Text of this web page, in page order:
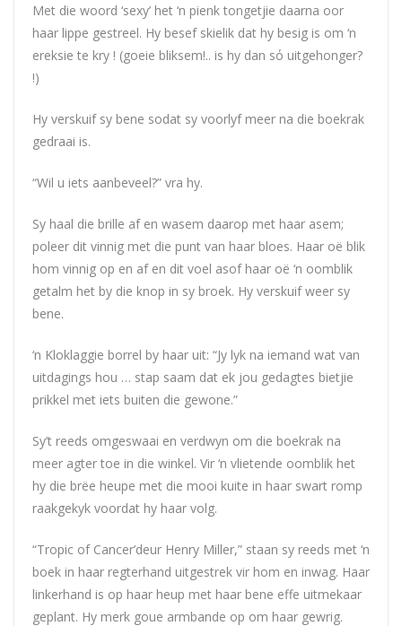
Met die woord ‘sexy’ het ‘n pienk tongetjie daarna oor
haar lippe gestreel. Hy besef skielik dat hy besig is om ‘n
ereksie te kry ! (goeie bliksem!.. is hy dan sό uitgehonger?
!)
Hy verskuif sy bene sodat sy voorlyf meer na die boekrak
gedraai is.
“Wil u iets aanbeveel?” vra hy.
Sy haal die brille af en wasem daarop met haar asem;
poleer dit vinnig met die punt van haar bloes. Haar oë blik
hom vinnig op en af en dit voel asof haar oë ‘n oomblik
getalm het by die knop in sy broek. Hy verskuif weer sy
bene.
‘n Kloklaggie borrel by haar uit: “Jy lyk na iemand wat van
uitdagings hou … stap saam dat ek jou gedagtes bietjie
prikkel met iets buiten die gewone.”
Sy’t reeds omgeswaai en verdwyn om die boekrak na
meer agter toe in die winkel. Vir ‘n vlietende oomblik het
hy die brëe heupe met die mooi kuite in haar swart romp
raakgekyk voordat hy haar volg.
“Tropic of Cancer’deur Henry Miller,” staan sy reeds met ‘n
boek in haar regterhand uitgestrek vir hom en inwag. Haar
linkerhand is op haar heup met haar bene effe uitmekaar
geplant. Hy merk goue armbande op om haar gewrig.